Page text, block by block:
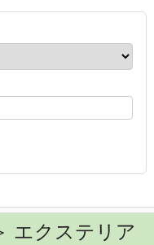
エクステリア